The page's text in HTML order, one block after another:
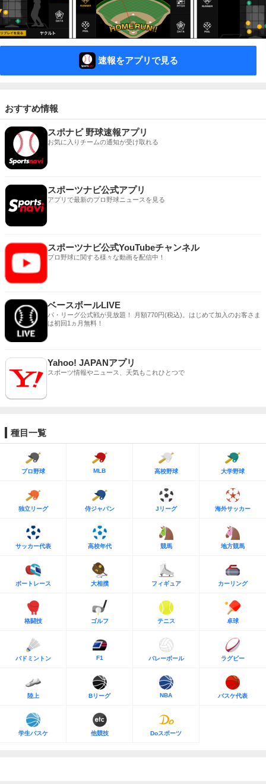
速報をアプリで見る
おすすめ情報
スポナビ 野球速報アプリ
お気に入りチームの通知が受け取れる
スポーツナビ公式アプリ
アプリで最新のプロ野球ニュースを見る
スポーツナビ公式YouTubeチャンネル
プロ野球に関する様々な動画を配信中！
ベースボールLIVE
パ・リーグ公式戦が見放題！ 月額770円(税込)。はじめて加入のお客さま
は初回1ヵ月無料！
Yahoo! JAPANアプリ
スポーツ情報やニュース、天気もこれひとつで
種目一覧
プロ野球 MLB 高校野球 大学野球
独立リーグ 侍ジャパン Jリーグ 海外サッカー
サッカー代表 高校年代 競馬 地方競馬
ボートレース 大相撲 フィギュア カーリング
格闘技 ゴルフ テニス 卓球
バドミントン F1 バレーボール ラグビー
陸上 Bリーグ NBA バスケ代表
学生バスケ 他競技 Doスポーツ